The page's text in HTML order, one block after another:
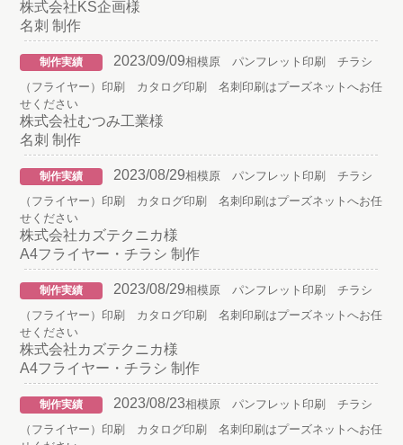
株式会社KS企画様
名刺 制作
制作実績 2023/09/09相模原 パンフレット印刷 チラシ
（フライヤー）印刷 カタログ印刷 名刺印刷はプーズネットへお任
せください
株式会社むつみ工業様
名刺 制作
制作実績 2023/08/29相模原 パンフレット印刷 チラシ
（フライヤー）印刷 カタログ印刷 名刺印刷はプーズネットへお任
せください
株式会社カズテクニカ様
A4フライヤー・チラシ 制作
制作実績 2023/08/29相模原 パンフレット印刷 チラシ
（フライヤー）印刷 カタログ印刷 名刺印刷はプーズネットへお任
せください
株式会社カズテクニカ様
A4フライヤー・チラシ 制作
制作実績 2023/08/23相模原 パンフレット印刷 チラシ
（フライヤー）印刷 カタログ印刷 名刺印刷はプーズネットへお任